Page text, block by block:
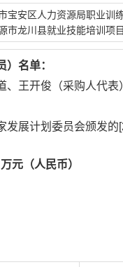
宝安区人力资源局职业训
市龙川县就业技能培训项目
名单：
王开俊（采购人代表
发展计划委员会颁发
元（人民币）